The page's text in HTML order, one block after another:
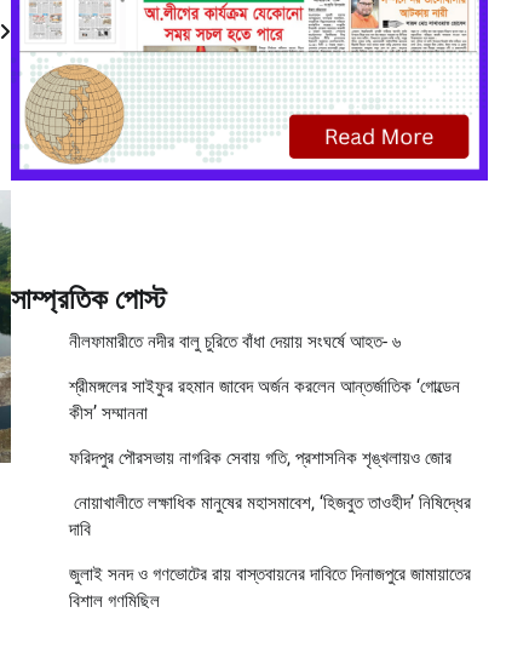
সাম্প্রতিক পোস্ট
নীলফামারীতে নদীর বালু চুরিতে বাঁধা দেয়ায় সংঘর্ষে আহত- ৬
শ্রীমঙ্গলের সাইফুর রহমান জাবেদ অর্জন করলেন আন্তর্জাতিক ‘গোল্ডেন
কীস’ সম্মাননা
ফরিদপুর পৌরসভায় নাগরিক সেবায় গতি, প্রশাসনিক শৃঙ্খলায়ও জোর
নোয়াখালীতে লক্ষাধিক মানুষের মহাসমাবেশ, ‘হিজবুত তাওহীদ’ নিষিদ্ধের
দাবি
জুলাই সনদ ও গণভোটের রায় বাস্তবায়নের দাবিতে দিনাজপুরে জামায়াতের
বিশাল গণমিছিল